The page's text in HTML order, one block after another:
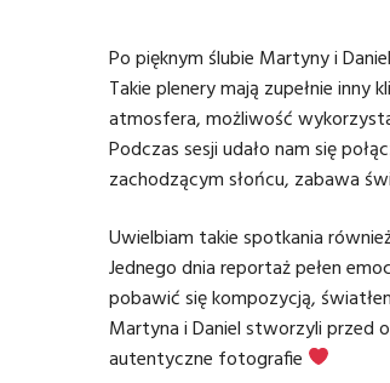
Po pięknym ślubie Martyny i
Takie plenery mają zupełnie inny
atmosfera, możliwość
Podczas sesji udało nam się
zachodzącym słońcu, zabawa
Uwielbiam takie spotkania
Jednego dnia reportaż pełen
pobawić się kompozycją,
Martyna i Daniel stworzyli przed
autentyczne fotografie